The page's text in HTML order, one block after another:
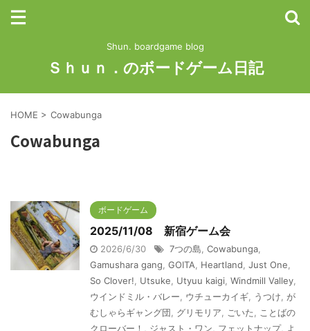
Shun. boardgame blog
Ｓｈｕｎ．のボードゲーム日記
HOME > Cowabunga
Cowabunga
ボードゲーム
2025/11/08 新宿ゲーム会
2026/6/30 7つの島 Cowabunga
Gamushara gang GOITA Heartland Just One
So Clover!
Utsuke Utyuu kaigi Windmill Valley
ウインドミル・バレー
ウチューカイギ うつけ
が
むしゃらギャング団
グリモリア ごいた
ことばの
クローバー！
ジャスト・ワン フェットナップ, よ